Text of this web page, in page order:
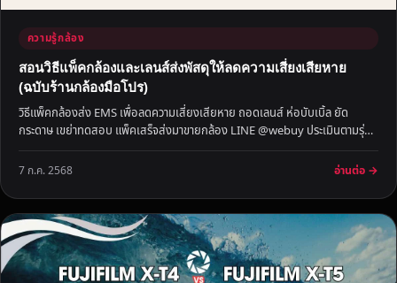
ความรู้กล้อง
สอนวิธีแพ็คกล้องและเลนส์ส่งพัสดุให้ลดความเสี่ยงเสียหาย
(ฉบับร้านกล้องมือโปร)
วิธีแพ็คกล้องส่ง EMS เพื่อลดความเสี่ยงเสียหาย ถอดเลนส์ ห่อบับเบิ้ล ยัด
กระดาษ เขย่าทดสอบ แพ็คเสร็จส่งมาขายกล้อง LINE @webuy ประเมินตามรุ่น
สภาพ อุปกรณ์ Shutter count และตลาดกล้องมือ…
7 ก.ค. 2568 อ่านต่อ →